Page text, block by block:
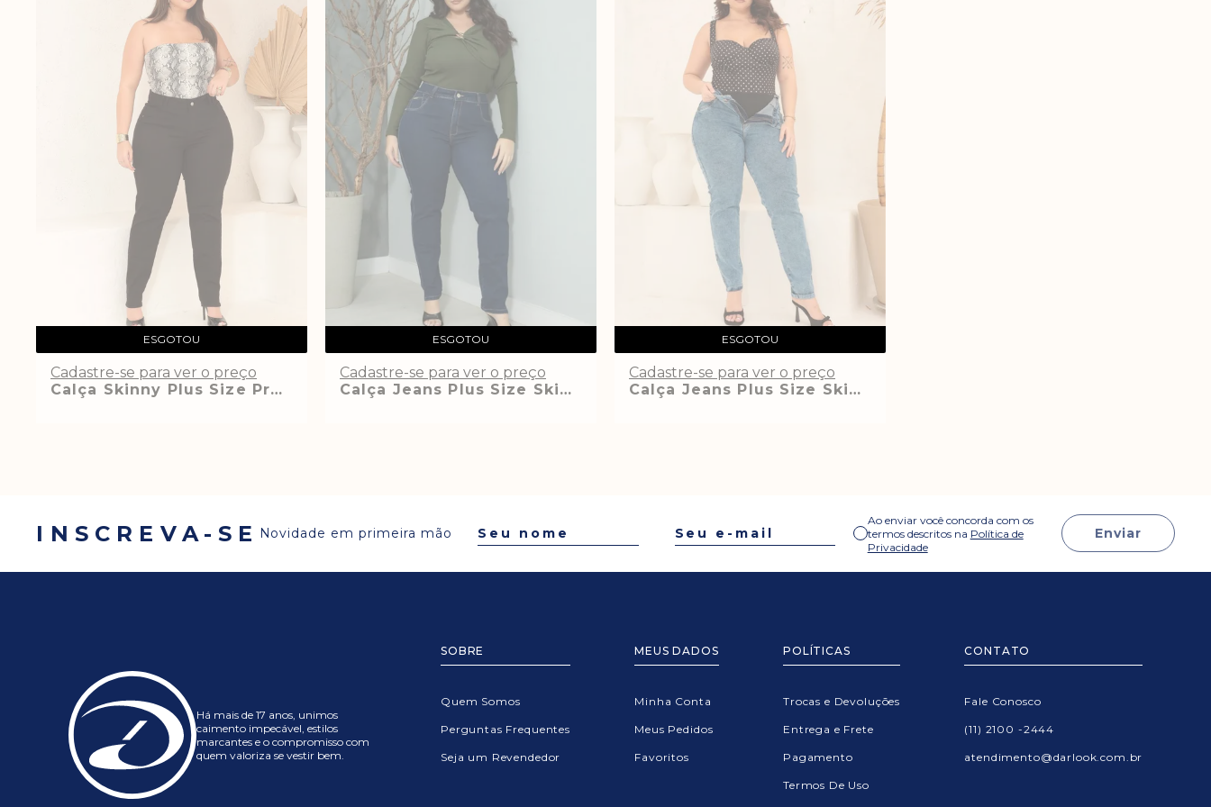
ESGOTOU
Calça Skinny Plus Size Preta Super Power Vilaina
Cadastre-se para ver o preço
ESGOTOU
Calça Jeans Plus Size Skinny Escura com Cinta Lipo Modeladora Ayana
Cadastre-se para ver o preço
ESGOTOU
Calça Jeans Plus Size Skinny Clara com Cinta Lipo Modeladora Ema
Cadastre-se para ver o preço
INSCREVA-SE Novidade em primeira mão Enviar
Ao enviar você concorda com os
termos descritos na Política de
Privacidade
Há mais de 17 anos, unimos
caimento impecável, estilos
marcantes e o compromisso com
quem valoriza se vestir bem.
SOBRE
Quem Somos
Perguntas Frequentes
Seja um Revendedor
MEUS DADOS
Minha Conta
Meus Pedidos
Favoritos
POLÍTICAS
Trocas e Devoluções
Entrega e Frete
Pagamento
Termos De Uso
CONTATO
Fale Conosco
(11) 2100 -2444
atendimento@darlook.com.br